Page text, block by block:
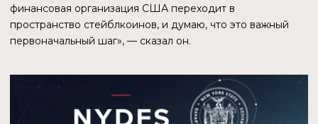
система не справится с процессом перехода на
качественно новый уровень развития, то она, скорее
всего, будет отброшена значительно ниже того уровня,
где находится сейчас. Например, если сейчас ситуация в
ядерная война), то мы можем вернуться в
технологический уклад низшего уровня.